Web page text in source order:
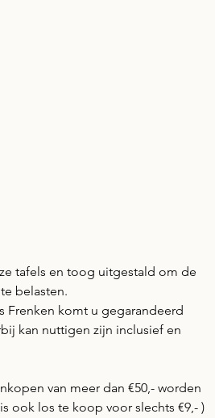
tafels en toog uitgestald om de
belasten.
Frenken komt u gegarandeerd
kan nuttigen zijn inclusief en
van meer dan €50,- worden
ook los te koop voor slechts €9,- )